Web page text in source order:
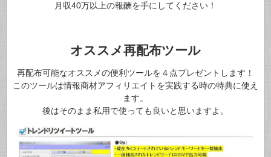
月収40万以上の報酬を手にしてください！
オススメ再配布ツール
再配布可能なオススメの便利ツールを４点プレゼントします！
このツールは情報商材アフィリエイトを実践する時の特典に使え
ます。
後はそのまま私用で使っても良いと思いますよ。